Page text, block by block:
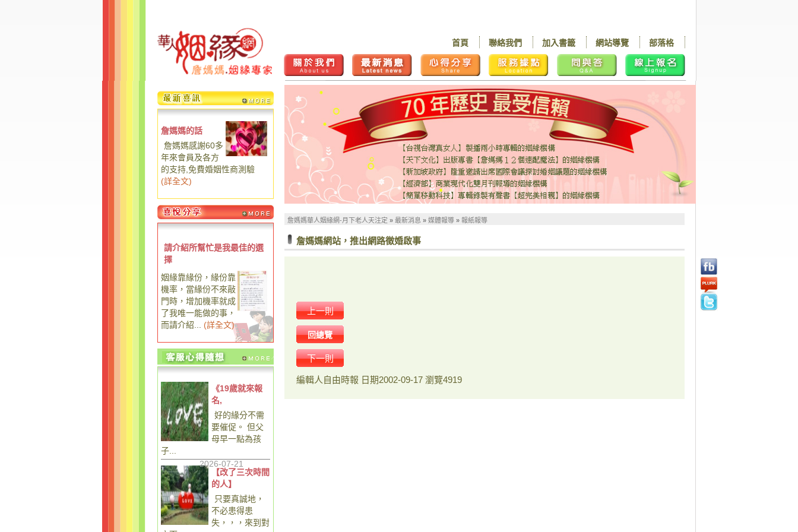
部落格
網站導覽
加入書籤
聯絡我們
首頁
詹媽媽的話
詹媽媽感謝60多
年來會員及各方
的支持,免費婚姻性商測驗
(詳全文)
請介紹所幫忙是我最佳的選
擇
姻緣靠緣份，緣份靠
機率，當緣份不來敲
門時，增加機率就成
了我唯一能做的事，
而請介紹...
(詳全文)
《19歲就來報
名,
好的緣分不需
要催促。 但父
母早一點為孩
子...
2026-07-21
【改了三次時間
的人】
只要真誠地，
不必患得患
失，，，來到對
詹媽媽華人姻緣網-月下老人天注定 » 最新消息 » 媒體報導 » 報紙報導
詹媽媽網站，推出網路徵婚啟事
上一則
回總覽
下一則
編輯人 自由時報 日期2002-09-17 瀏覽4919